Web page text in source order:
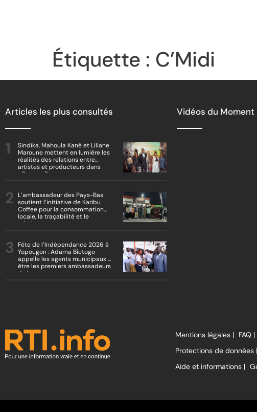
Étiquette : C’Midi
Articles les plus consultés
Sindika, Mahoula Kané et Liliane
Maroune mettent en lumière les
réalités des relations entre
artistes et producteurs dans
« Boss vs Boss »
L’ambassadeur des Pays-Bas
soutient l’initiative de Karibu
Coffee pour la consommation
locale, la traçabilité et le
reboisement
Fête de l’Indépendance 2026 à
Yopougon : Adama Bictogo
appelle les agents municipaux à
être les premiers ambassadeurs
de la commune
Vidéos du Moment
Mentions légales | FAQ |
Protections de données |
Aide et informations |